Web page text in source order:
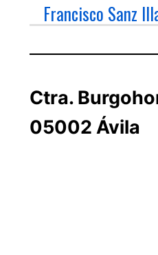
Francisco Sanz
Ctra.
05002 Ávila